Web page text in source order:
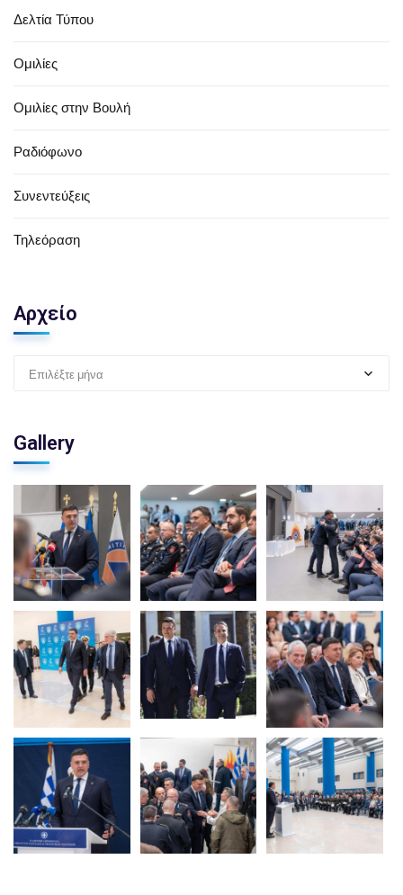
Δελτία Τύπου
Ομιλίες
Ομιλίες στην Βουλή
Ραδιόφωνο
Συνεντεύξεις
Τηλεόραση
Αρχείο
Επιλέξτε μήνα
Gallery